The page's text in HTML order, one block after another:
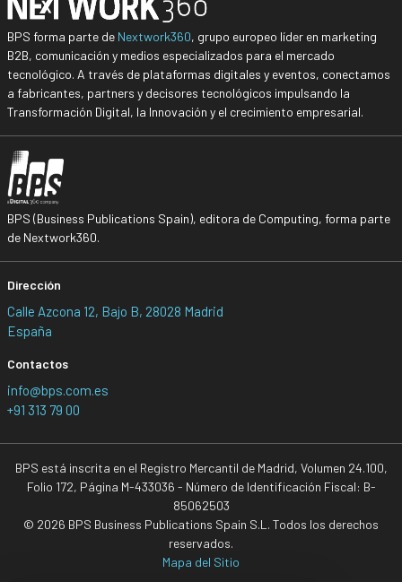
BPS forma parte de Nextwork360, grupo europeo líder en marketing
B2B, comunicación y medios especializados para el mercado
tecnológico. A través de plataformas digitales y eventos, conectamos
a fabricantes, partners y decisores tecnológicos impulsando la
Transformación Digital, la Innovación y el crecimiento empresarial.
BPS (Business Publications Spain), editora de Computing, forma parte
de Nextwork360.
Dirección
Calle Azcona 12, Bajo B, 28028 Madrid
España
Contactos
info@bps.com.es
+91 313 79 00
BPS está inscrita en el Registro Mercantil de Madrid, Volumen 24.100,
Folio 172, Página M-433036 - Número de Identificación Fiscal: B-
85062503
© 2026 BPS Business Publications Spain S.L. Todos los derechos
reservados.
Mapa del Sitio